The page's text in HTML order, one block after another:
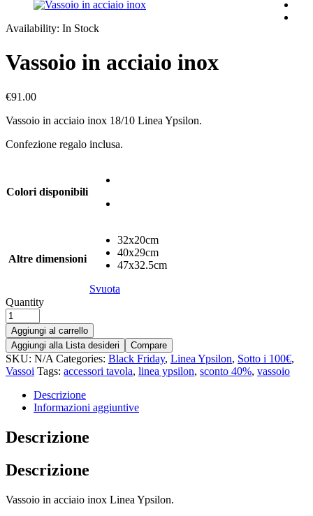
Availability: In Stock
Vassoio in acciaio inox
€91.00
Vassoio in acciaio inox 18/10 Linea Ypsilon.
Confezione regalo inclusa.
Colori disponibili
Altre dimensioni
32x20cm
40x29cm
47x32.5cm
Svuota
Quantity
Aggiungi al carrello
Aggiungi alla Lista desideri
Compare
SKU: N/A Categories: Black Friday, Linea Ypsilon, Sotto i 100€,
Vassoi Tags: accessori tavola, linea ypsilon, sconto 40%, vassoio
Descrizione
Informazioni aggiuntive
Descrizione
Descrizione
Vassoio in acciaio inox Linea Ypsilon.